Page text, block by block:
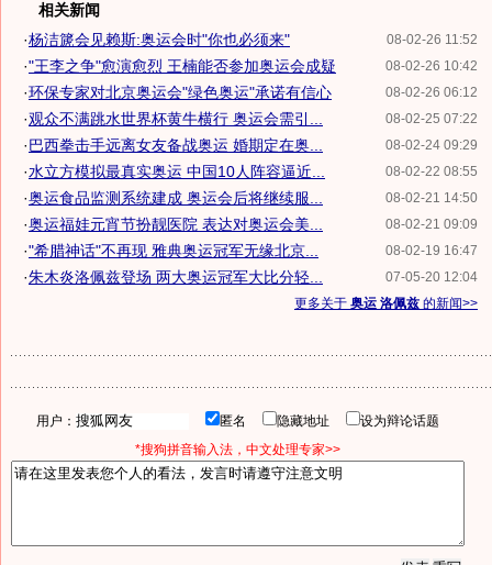
相关新闻
08-02-26 11:52
·杨洁篪会见赖斯:奥运会时"你也必须来"
08-02-26 10:42
·"王李之争"愈演愈烈 王楠能否参加奥运会成疑
08-02-26 06:12
·环保专家对北京奥运会"绿色奥运"承诺有信心
08-02-25 07:22
·观众不满跳水世界杯黄牛横行 奥运会需引...
08-02-24 09:29
·巴西拳击手远离女友备战奥运 婚期定在奥...
08-02-22 08:55
·水立方模拟最真实奥运 中国10人阵容逼近...
08-02-21 14:50
·奥运食品监测系统建成 奥运会后将继续服...
08-02-21 09:09
·奥运福娃元宵节扮靓医院 表达对奥运会美...
08-02-19 16:47
·"希腊神话"不再现 雅典奥运冠军无缘北京...
07-05-20 12:04
·朱木炎洛佩兹登场 两大奥运冠军大比分轻...
更多关于 奥运 洛佩兹 的新闻>>
用户： 匿名 隐藏地址
设为辩论话题
*搜狗拼音输入法，中文处理专家>>